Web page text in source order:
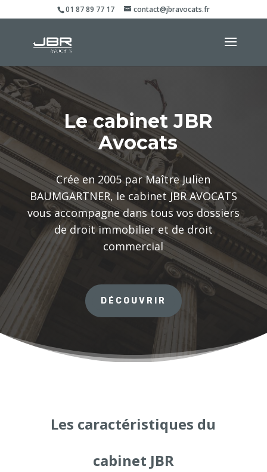
01 87 89 77 17 contact@jbravocats.fr
Le cabinet JBR
Avocats
Crée en 2005 par Maître Julien
BAUMGARTNER, le cabinet JBR AVOCATS
vous accompagne dans tous vos dossiers
de droit immobilier et de droit
commercial
DÉCOUVRIR
Les caractéristiques du
cabinet JBR